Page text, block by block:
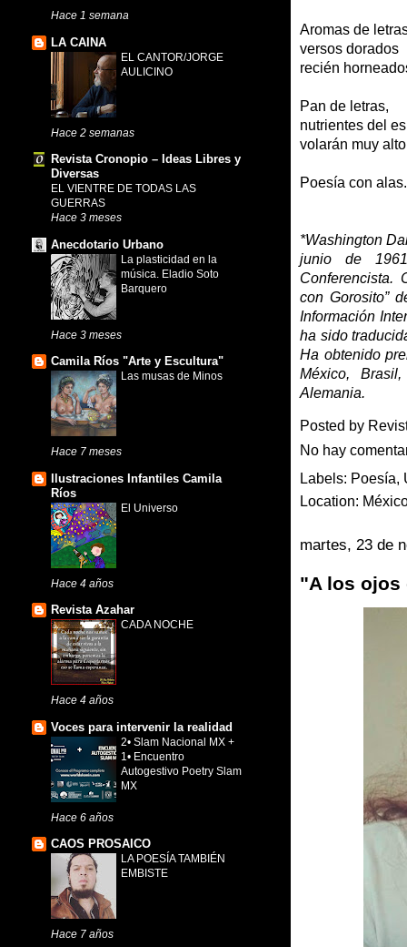
Aromas de
versos dorados
recién
Pan de letras,
nutrientes del
volarán muy
Poesía con alas.
*Washington
junio de
Conferencista.
con Gorosito”
Información
ha sido
Ha obtenido
México,
Alemania.
Posted by
No hay
Labels: Poesía,
Location:
martes, 23 de
"A los ojos
Hace 1 semana
LA CAINA
EL CANTOR/JORGE
AULICINO
Hace 2 semanas
Revista Cronopio – Ideas Libres y
Diversas
EL VIENTRE DE TODAS LAS
GUERRAS
Hace 3 meses
Anecdotario Urbano
La plasticidad en la
música. Eladio Soto
Barquero
Hace 3 meses
Camila Ríos "Arte y Escultura"
Las musas de Minos
Hace 7 meses
Ilustraciones Infantiles Camila
Ríos
El Universo
Hace 4 años
Revista Azahar
CADA NOCHE
Hace 4 años
Voces para intervenir la realidad
2• Slam Nacional MX +
1• Encuentro
Autogestivo Poetry Slam
MX
Hace 6 años
CAOS PROSAICO
LA POESÍA TAMBIÉN
EMBISTE
Hace 7 años